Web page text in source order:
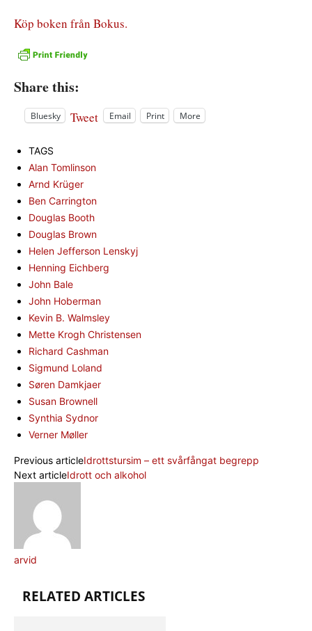
Köp boken från Bokus.
Share this:
Bluesky Tweet Email Print More
TAGS
Alan Tomlinson
Arnd Krüger
Ben Carrington
Douglas Booth
Douglas Brown
Helen Jefferson Lenskyj
Henning Eichberg
John Bale
John Hoberman
Kevin B. Walmsley
Mette Krogh Christensen
Richard Cashman
Sigmund Loland
Søren Damkjaer
Susan Brownell
Synthia Sydnor
Verner Møller
Previous articleIdrottstursim – ett svårfångat begrepp
Next articleIdrott och alkohol
arvid
RELATED ARTICLES